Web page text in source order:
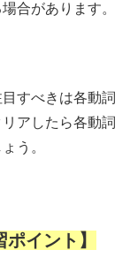
合があります。
すべきは各動詞
アしたら各動詞
う。
イント】